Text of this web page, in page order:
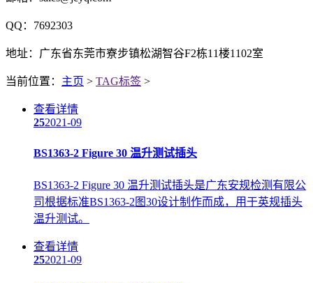
QQ：7692303
地址：广东省东莞市寮步镇松湖智谷F2栋11楼1102室
当前位置： 主页 > TAG标签 >
查看详情
252021-09
BS1363-2 Figure 30 温升测试插头
BS1363-2 Figure 30 温升测试插头是广东安规检测有限公
司根据标准BS1363-2图30设计制作而成，用于英规插头
温升测试。
查看详情
252021-09